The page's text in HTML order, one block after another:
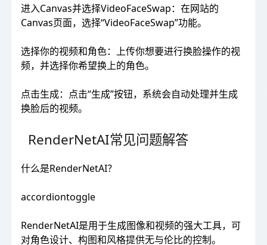
进入Canvas并选择VideoFaceSwap：在网站的
Canvas页面，选择“VideoFaceSwap”功能。
选择你的视频和角色：上传你想要进行换脸操作的视
频，并选择你希望换上的角色。
点击生成：点击“生成”按钮，系统会自动处理并生成
换脸后的视频。
RenderNetAI常见问题解答
什么是RenderNetAI？
accordiontoggle
RenderNetAI是用于生成图像和视频的强大工具，可
对角色设计、构图和风格提供无与伦比的控制。